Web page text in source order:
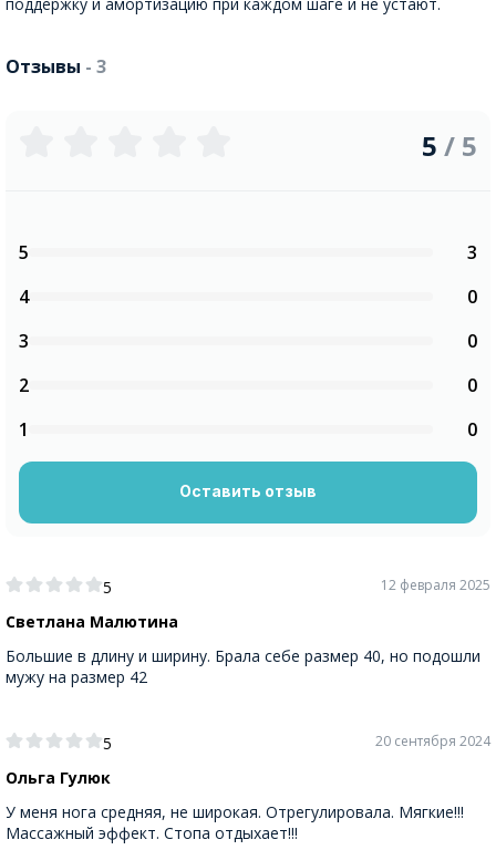
поддержку и амортизацию при каждом шаге и не устают.
Отзывы - 3
5
Светлана Малютина
12 февраля 2025
Большие в длину и ширину. Брала себе размер 40, но подошли
мужу на размер 42
5
Ольга Гулюк
20 сентября 2024
У меня нога средняя, не широкая. Отрегулировала. Мягкие!!!
Массажный эффект. Стопа отдыхает!!!
5 / 5
5
3
4
0
3
0
2
0
1
0
Оставить отзыв